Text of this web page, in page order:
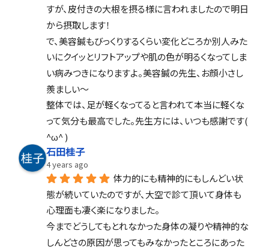
すが、皮付きの大根を摂る様に言われましたので明日
から摂取します！
で、美容鍼もびっくりするくらい変化どころか別人みた
いにクイッとリフトアップや肌の色が明るくなってしま
い病みつきになりますよ。美容鍼の先生、お顔小さし
羨ましい〜
整体では、足が軽くなってると言われて本当に軽くな
って気分も最高でした。先生方には、いつも感謝です(
^ω^ )
石田桂子
4 years ago
体力的にも精神的にもしんどい状
態が続いていたのですが、大空で診て頂いて身体も
心理面も凄く楽になりました。
今までどうしてもとれなかった身体の凝りや精神的な
しんどさの原因が思ってもみなかったところにあった